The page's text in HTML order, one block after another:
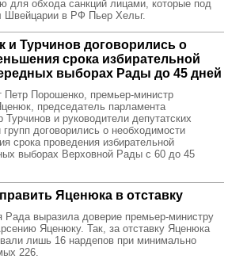
для обхода санкций лицами, которые под
Швейцарии в РФ Пьер Хельг.
и Турчинов договорились о
срока избирательной
выборах Рады до 45 дней
Петр Порошенко, премьер-министр
председатель парламента
Турчинов и руководители депутатских
договорились о необходимости
срока проведения избирательной
выборах Верховной Рады с 60 до 45
Яценюка в отставку
Рада выразила доверие премьер-министру
Яценюку. Так, за отставку Яценюка
лишь 16 нардепов при минимально
226.